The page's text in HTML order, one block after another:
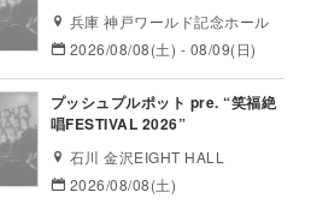
兵庫 神戸ワールド記念ホール
2026/08/08(土) - 08/09(日)
プッシュプルポット pre. “笑福絶
唱FESTIVAL 2026”
石川 金沢EIGHT HALL
2026/08/08(土)